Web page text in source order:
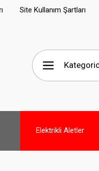
Site Kullanım Şartları
Elektrikli Aletler